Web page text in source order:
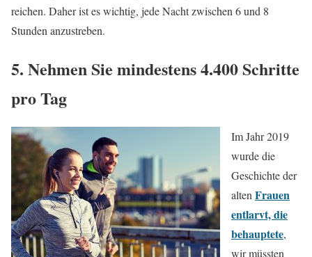
reichen. Daher ist es wichtig, jede Nacht zwischen 6 und 8
Stunden anzustreben.
5. Nehmen Sie mindestens 4.400 Schritte
pro Tag
Im Jahr 2019
wurde die
Geschichte der
alten Frauen
entlarvt, die
behauptete,
wir müssten